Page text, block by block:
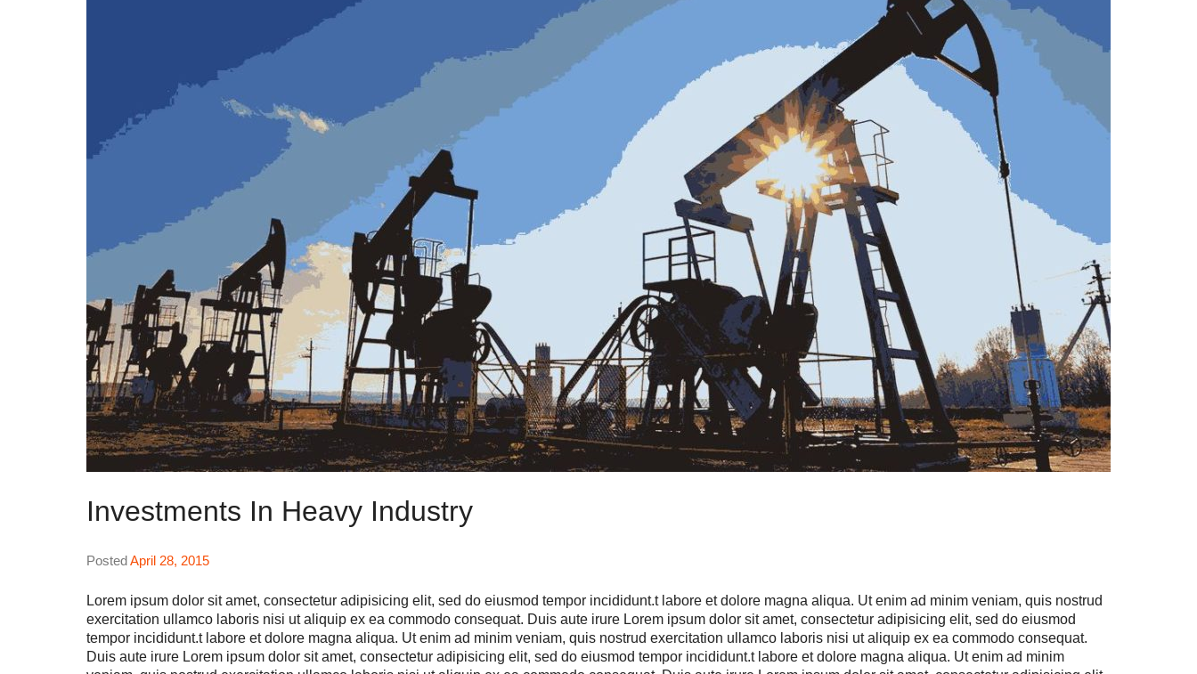
Investments In Heavy Industry
Posted April 28, 2015
Lorem ipsum dolor sit amet, consectetur adipisicing elit, sed do eiusmod tempor incididunt.t labore et dolore magna aliqua. Ut enim ad minim veniam, quis nostrud
exercitation ullamco laboris nisi ut aliquip ex ea commodo consequat. Duis aute irure Lorem ipsum dolor sit amet, consectetur adipisicing elit, sed do eiusmod
tempor incididunt.t labore et dolore magna aliqua. Ut enim ad minim veniam, quis nostrud exercitation ullamco laboris nisi ut aliquip ex ea commodo consequat.
Duis aute irure Lorem ipsum dolor sit amet, consectetur adipisicing elit, sed do eiusmod tempor incididunt.t labore et dolore magna aliqua. Ut enim ad minim